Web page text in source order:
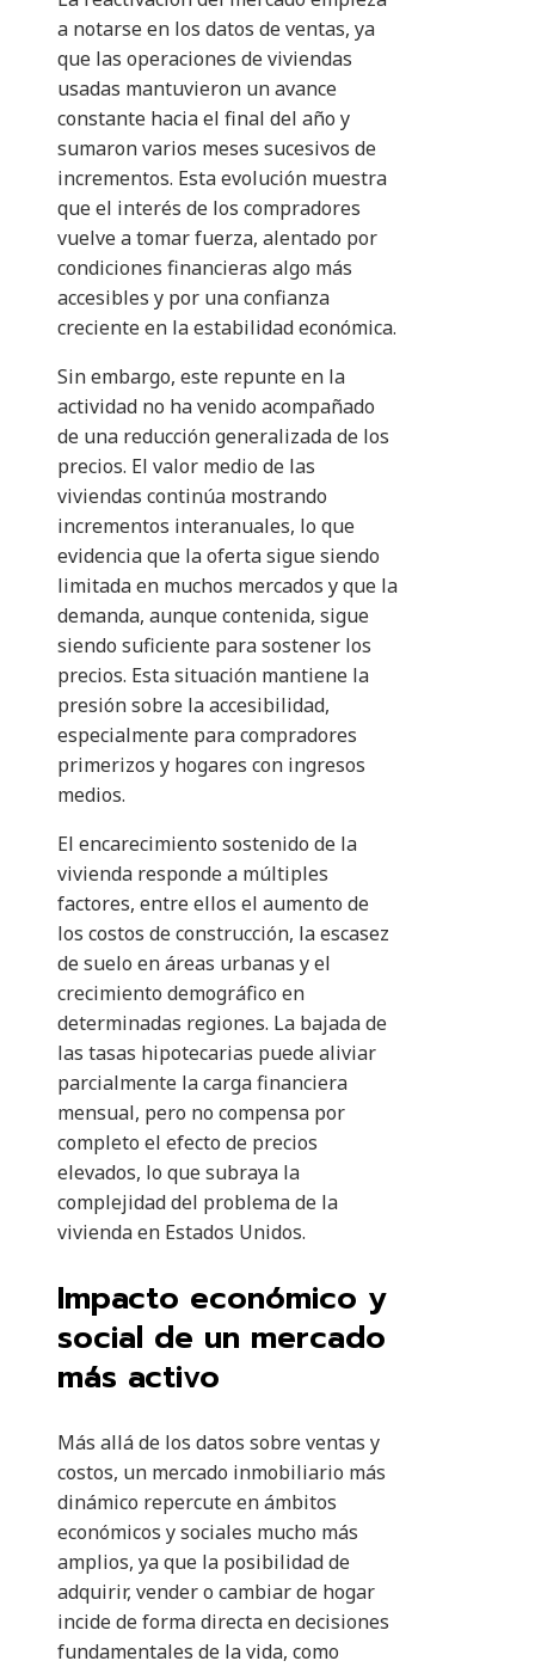
a notarse en los datos de ventas, ya
que las operaciones de viviendas
usadas mantuvieron un avance
constante hacia el final del año y
sumaron varios meses sucesivos de
incrementos. Esta evolución muestra
que el interés de los compradores
vuelve a tomar fuerza, alentado por
condiciones financieras algo más
accesibles y por una confianza
creciente en la estabilidad económica.
Sin embargo, este repunte en la
actividad no ha venido acompañado
de una reducción generalizada de los
precios. El valor medio de las
viviendas continúa mostrando
incrementos interanuales, lo que
evidencia que la oferta sigue siendo
limitada en muchos mercados y que la
demanda, aunque contenida, sigue
siendo suficiente para sostener los
precios. Esta situación mantiene la
presión sobre la accesibilidad,
especialmente para compradores
primerizos y hogares con ingresos
medios.
El encarecimiento sostenido de la
vivienda responde a múltiples
factores, entre ellos el aumento de
los costos de construcción, la escasez
de suelo en áreas urbanas y el
crecimiento demográfico en
determinadas regiones. La bajada de
las tasas hipotecarias puede aliviar
parcialmente la carga financiera
mensual, pero no compensa por
completo el efecto de precios
elevados, lo que subraya la
complejidad del problema de la
vivienda en Estados Unidos.
Impacto económico y
social de un mercado
más activo
Más allá de los datos sobre ventas y
costos, un mercado inmobiliario más
dinámico repercute en ámbitos
económicos y sociales mucho más
amplios, ya que la posibilidad de
adquirir, vender o cambiar de hogar
incide de forma directa en decisiones
fundamentales de la vida, como